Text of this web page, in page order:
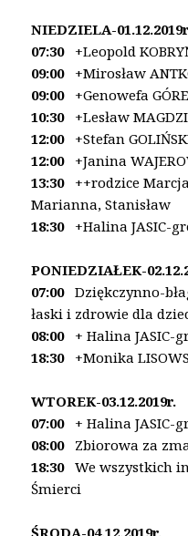
NIEDZIELA-
07:30+Leopold
09:00+Mirosław
09:00+Genowefa
10:30 +Lesław
12:00 +Stefan
12:00 +Janina
13:30 ++rodzice
Marianna, Stanisław
18:30 +Halina JASIC-
PONIEDZIAŁEK-
07:00Dziękczynno-
łaskii zdrowie dla
08:00+ Halina JASIC-
18:30 +Monika
WTOREK-03.12.2019r.
07:00+ Halina JASIC-
08:00Zbiorowa za
18:30We wszystkich
Śmierci
ŚRODA-04.12.2019r.